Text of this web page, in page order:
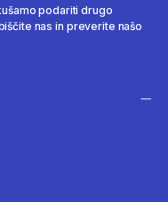
podariti drugo
nas in preverite našo